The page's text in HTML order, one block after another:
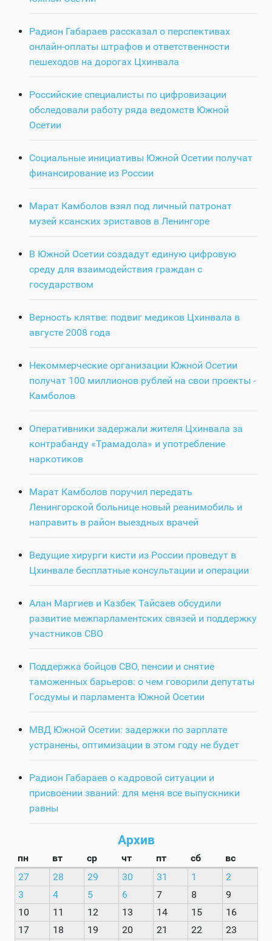
Радион Габараев рассказал о перспективах
онлайн-оплаты штрафов и ответственности
пешеходов на дорогах Цхинвала
Российские специалисты по цифровизации
обследовали работу ряда ведомств Южной
Осетии
Социальные инициативы Южной Осетии получат
финансирование из России
Марат Камболов взял под личный патронат
музей ксанских эриставов в Ленингоре
В Южной Осетии создадут единую цифровую
среду для взаимодействия граждан с
государством
Верность клятве: подвиг медиков Цхинвала в
августе 2008 года
Некоммерческие организации Южной Осетии
получат 100 миллионов рублей на свои проекты -
Камболов
Оперативники задержали жителя Цхинвала за
контрабанду «Трамадола» и употребление
наркотиков
Марат Камболов поручил передать
Ленингорской больнице новый реанимобиль и
направить в район выездных врачей
Ведущие хирурги кисти из России проведут в
Цхинвале бесплатные консультации и операции
Алан Маргиев и Казбек Тайсаев обсудили
развитие межпарламентских связей и поддержку
участников СВО
Поддержка бойцов СВО, пенсии и снятие
таможенных барьеров: о чем говорили депутаты
Госдумы и парламента Южной Осетии
МВД Южной Осетии: задержки по зарплате
устранены, оптимизации в этом году не будет
Радион Габараев о кадровой ситуации и
присвоении званий: для меня все выпускники
равны
Архив
пн вт ср чт пт сб
вс
27
28 29 30 31 1
2
3
4 5 6 7 8
9
10
11 12 13 14 15
16
17
18 19 20 21 22
23